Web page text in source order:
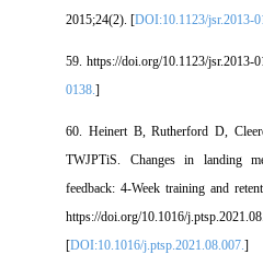
2015;24(2). [DOI:10.1123/
59. https://doi.org/10.1123/
0138.
60. Heinert B, Rutherford D,
TWJPTiS. Changes in landing
feedback: 4-Week training and
https://doi.org/10.1016/
[DOI:10.1016/j.ptsp.2021.08.007.